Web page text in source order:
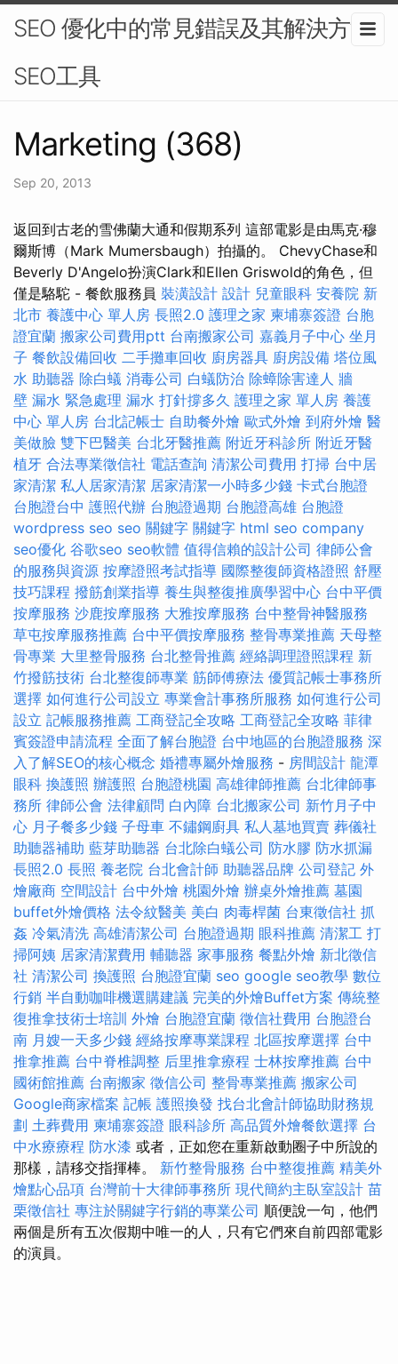
SEO 優化中的常見錯誤及其解決方法-
SEO工具
Marketing (368)
Sep 20, 2013
返回到古老的雪佛蘭大通和假期系列 這部電影是由馬克·穆
爾斯博（Mark Mumersbaugh）拍攝的。 ChevyChase和
Beverly D'Angelo扮演Clark和Ellen Griswold的角色，但
僅是駱駝 - 餐飲服務員 裝潢設計 設計 兒童眼科 安養院 新
北市 養護中心 單人房 長照2.0 護理之家 柬埔寨簽證 台胞
證宜蘭 搬家公司費用ptt 台南搬家公司 嘉義月子中心 坐月
子 餐飲設備回收 二手攤車回收 廚房器具 廚房設備 塔位風
水 助聽器 除白蟻 消毒公司 白蟻防治 除蟑除害達人 牆
壁 漏水 緊急處理 漏水 打針撐多久 護理之家 單人房 養護
中心 單人房 台北記帳士 自助餐外燴 歐式外燴 到府外燴 醫
美做臉 雙下巴醫美 台北牙醫推薦 附近牙科診所 附近牙醫
植牙 合法專業徵信社 電話查詢 清潔公司費用 打掃 台中居
家清潔 私人居家清潔 居家清潔一小時多少錢 卡式台胞證
台胞證台中 護照代辦 台胞證過期 台胞證高雄 台胞證
wordpress seo seo 關鍵字 關鍵字 html seo company
seo優化 谷歌seo seo軟體 值得信賴的設計公司 律師公會
的服務與資源 按摩證照考試指導 國際整復師資格證照 舒壓
技巧課程 撥筋創業指導 養生與整復推廣學習中心 台中平價
按摩服務 沙鹿按摩服務 大雅按摩服務 台中整骨神醫服務
草屯按摩服務推薦 台中平價按摩服務 整骨專業推薦 天母整
骨專業 大里整骨服務 台北整骨推薦 經絡調理證照課程 新
竹撥筋技術 台北整復師專業 筋師傅療法 優質記帳士事務所
選擇 如何進行公司設立 專業會計事務所服務 如何進行公司
設立 記帳服務推薦 工商登記全攻略 工商登記全攻略 菲律
賓簽證申請流程 全面了解台胞證 台中地區的台胞證服務 深
入了解SEO的核心概念 婚禮專屬外燴服務 - 房間設計 龍潭
眼科 換護照 辦護照 台胞證桃園 高雄律師推薦 台北律師事
務所 律師公會 法律顧問 白內障 台北搬家公司 新竹月子中
心 月子餐多少錢 子母車 不鏽鋼廚具 私人墓地買賣 葬儀社
助聽器補助 藍芽助聽器 台北除白蟻公司 防水膠 防水抓漏
長照2.0 長照 養老院 台北會計師 助聽器品牌 公司登記 外
燴廠商 空間設計 台中外燴 桃園外燴 辦桌外燴推薦 墓園
buffet外燴價格 法令紋醫美 美白 肉毒桿菌 台東徵信社 抓
姦 冷氣清洗 高雄清潔公司 台胞證過期 眼科推薦 清潔工 打
掃阿姨 居家清潔費用 輔聽器 家事服務 餐點外燴 新北徵信
社 清潔公司 換護照 台胞證宜蘭 seo google seo教學 數位
行銷 半自動咖啡機選購建議 完美的外燴Buffet方案 傳統整
復推拿技術士培訓 外燴 台胞證宜蘭 徵信社費用 台胞證台
南 月嫂一天多少錢 經絡按摩專業課程 北區按摩選擇 台中
推拿推薦 台中脊椎調整 后里推拿療程 士林按摩推薦 台中
國術館推薦 台南搬家 徵信公司 整骨專業推薦 搬家公司
Google商家檔案 記帳 護照換發 找台北會計師協助財務規
劃 土葬費用 柬埔寨簽證 眼科診所 高品質外燴餐飲選擇 台
中水療療程 防水漆 或者，正如您在重新啟動圈子中所說的
那樣，請移交指揮棒。 新竹整骨服務 台中整復推薦 精美外
燴點心品項 台灣前十大律師事務所 現代簡約主臥室設計 苗
栗徵信社 專注於關鍵字行銷的專業公司 順便說一句，他們
兩個是所有五次假期中唯一的人，只有它們來自前四部電影
的演員。